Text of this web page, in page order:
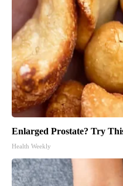
Enlarged Prostate? Try
Health Weekly